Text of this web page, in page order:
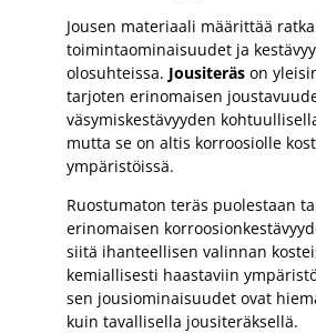
Jousen materiaali määrittää
toimintaominaisuudet ja
olosuhteissa. Jousiteräs on
tarjoten erinomaisen
väsymiskestävyyden
mutta se on altis korroosiolle
ympäristöissä.
Ruostumaton teräs puolestaan
erinomaisen
siitä ihanteellisen valinnan
kemiallisesti haastaviin
sen jousiominaisuudet ovat
kuin tavallisella jousiteräksellä.